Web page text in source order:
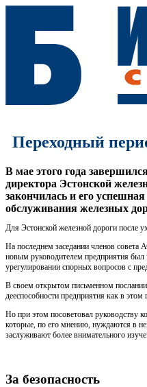
Переходный
В мае этого года
директора Эстонской
закончилась и его
обслуживания железных
Для Эстонской железной дороги после
На последнем заседании членов
новым руководителем предприятия был
урегулировании спорных вопросов с
В своем открытом письменном
дееспособности предприятия как в
Но при этом посоветовал руководству
которые, по его мнению, нуждаются в
заслуживают более внимательного
За безопасность